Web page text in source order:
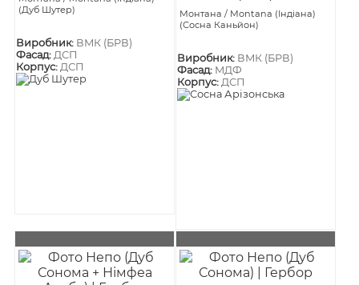
(Дуб Шутер)
Виробник: ВМК (БРВ)
Фасад:ДСП
Корпус:ДСП
Монтана / Montana (Індіана)
(Сосна Каньйон)
Виробник: ВМК (БРВ)
Фасад: МДФ
Корпус: ДСП